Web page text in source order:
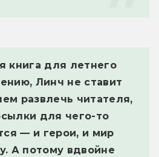
книга для летнего
Линч не ставит
развлечь читателя,
для чего-то
— и герои, и мир
А потому вдвойне